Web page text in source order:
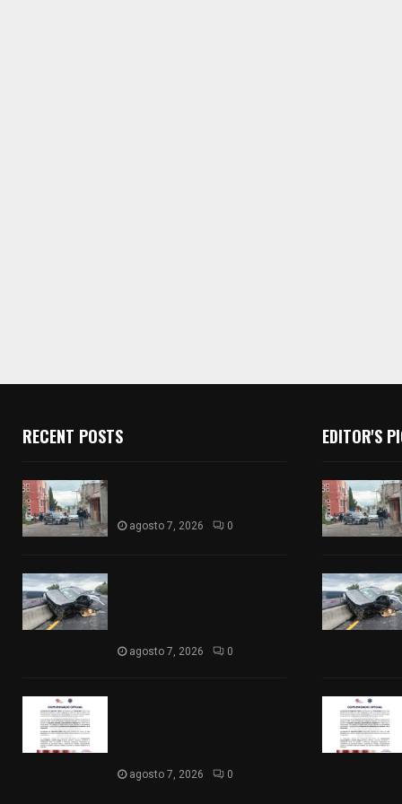
RECENT POSTS
agosto 7, 2026 0
agosto 7, 2026 0
agosto 7, 2026 0
EDITOR'S